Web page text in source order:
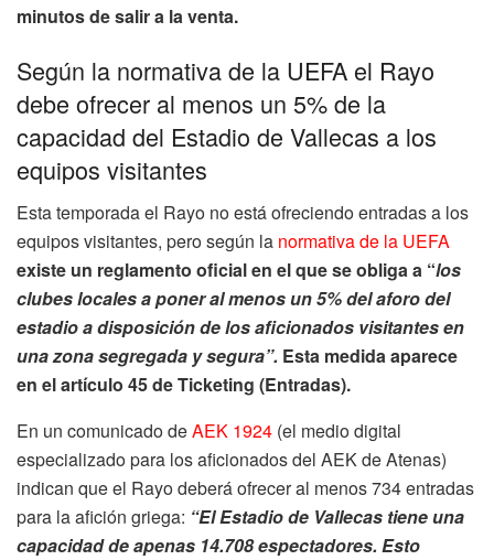
minutos de salir a la venta.
Según la normativa de la UEFA el Rayo
debe ofrecer al menos un 5% de la
capacidad del Estadio de Vallecas a los
equipos visitantes
Esta temporada el Rayo no está ofreciendo entradas a los
equipos visitantes, pero según la normativa de la UEFA
existe un reglamento oficial en el que se obliga a “los
clubes locales a poner al menos un 5% del aforo del
estadioa disposición de los aficionados visitantes en
una zona segregada y segura”. Esta medida aparece
en el artículo 45 de Ticketing (Entradas).
En un comunicado deAEK 1924 (el medio digital
especializado para los aficionados del AEK de Atenas)
indican que el Rayo deberá ofrecer al menos 734 entradas
para la afición griega: “El Estadio de Vallecas tiene una
capacidad de apenas 14.708 espectadores. Esto